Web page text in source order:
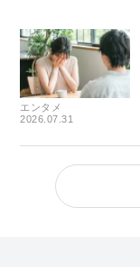
エンタメ
2026.07.31